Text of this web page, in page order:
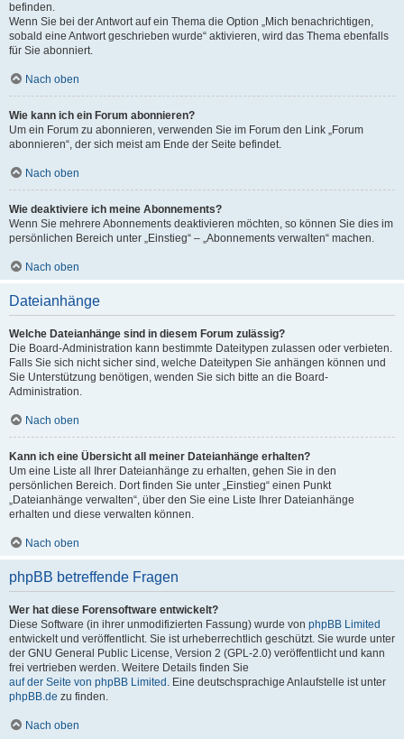
befinden.
Wenn Sie bei der Antwort auf ein Thema die Option „Mich benachrichtigen,
sobald eine Antwort geschrieben wurde“ aktivieren, wird das Thema ebenfalls
für Sie abonniert.
Nach oben
Wie kann ich ein Forum abonnieren?
Um ein Forum zu abonnieren, verwenden Sie im Forum den Link „Forum
abonnieren“, der sich meist am Ende der Seite befindet.
Nach oben
Wie deaktiviere ich meine Abonnements?
Wenn Sie mehrere Abonnements deaktivieren möchten, so können Sie dies im
persönlichen Bereich unter „Einstieg“ – „Abonnements verwalten“ machen.
Nach oben
Dateianhänge
Welche Dateianhänge sind in diesem Forum zulässig?
Die Board-Administration kann bestimmte Dateitypen zulassen oder verbieten.
Falls Sie sich nicht sicher sind, welche Dateitypen Sie anhängen können und
Sie Unterstützung benötigen, wenden Sie sich bitte an die Board-
Administration.
Nach oben
Kann ich eine Übersicht all meiner Dateianhänge erhalten?
Um eine Liste all Ihrer Dateianhänge zu erhalten, gehen Sie in den
persönlichen Bereich. Dort finden Sie unter „Einstieg“ einen Punkt
„Dateianhänge verwalten“, über den Sie eine Liste Ihrer Dateianhänge
erhalten und diese verwalten können.
Nach oben
phpBB betreffende Fragen
Wer hat diese Forensoftware entwickelt?
Diese Software (in ihrer unmodifizierten Fassung) wurde von phpBB Limited
entwickelt und veröffentlicht. Sie ist urheberrechtlich geschützt. Sie wurde unter
der GNU General Public License, Version 2 (GPL-2.0) veröffentlicht und kann
frei vertrieben werden. Weitere Details finden Sie
auf der Seite von phpBB Limited . Eine deutschsprachige Anlaufstelle ist unter
phpBB.de zu finden.
Nach oben